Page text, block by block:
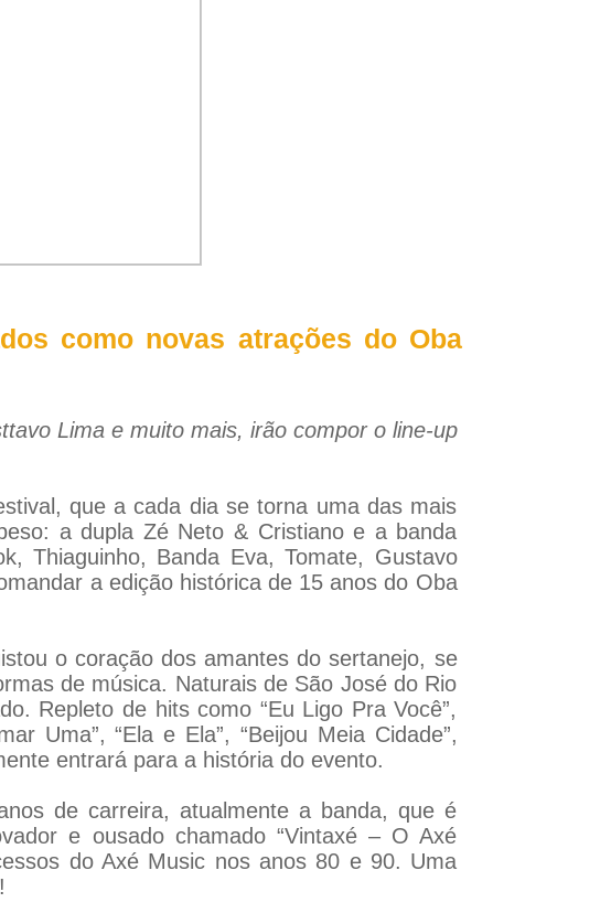
como novas atrações do Oba
Lima e muito mais, irão compor o line-up
que a cada dia se torna uma das mais
a dupla Zé Neto & Cristiano e a banda
Thiaguinho, Banda Eva, Tomate, Gustavo
a edição histórica de 15 anos do Oba
o coração dos amantes do sertanejo, se
de música. Naturais de São José do Rio
Repleto de hits como “Eu Ligo Pra Você”,
Uma”, “Ela e Ela”, “Beijou Meia Cidade”,
entrará para a história do evento.
de carreira, atualmente a banda, que é
e ousado chamado “Vintaxé – O Axé
do Axé Music nos anos 80 e 90. Uma